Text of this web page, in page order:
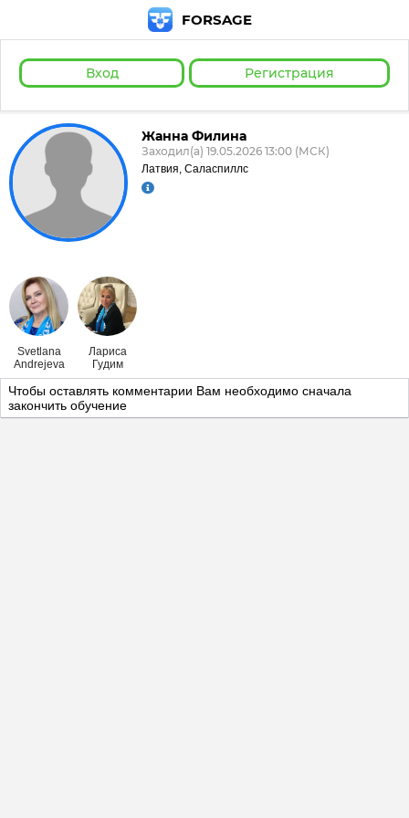
FORSAGE
Вход Регистрация
Жанна Филина
Заходил(а) 19.05.2026 13:00 (МСК)
Латвия, Саласпиллс
Svetlana
Andrejeva
Лариса
Гудим
Чтобы оставлять комментарии Вам необходимо сначала
закончить обучение